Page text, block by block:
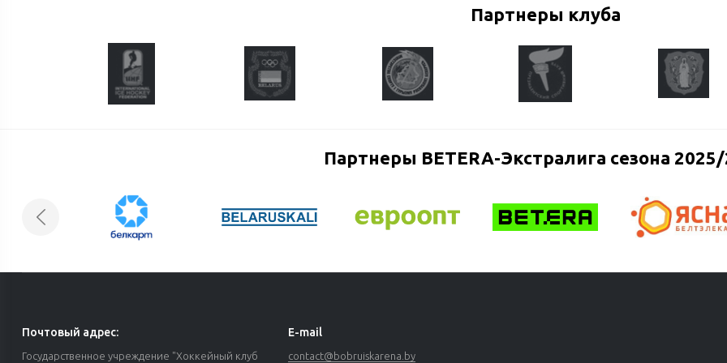
Партнеры клуба
Партнеры BETERA-Экстралига сезона
Почтовый адрес:
Государственное учреждение "Хоккейный клуб
E-mail
contact@bobruiskarena.by